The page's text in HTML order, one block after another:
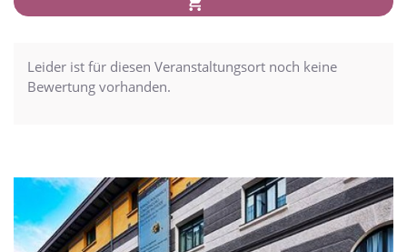
Leider ist für diesen Veranstaltungsort noch keine
Bewertung vorhanden.